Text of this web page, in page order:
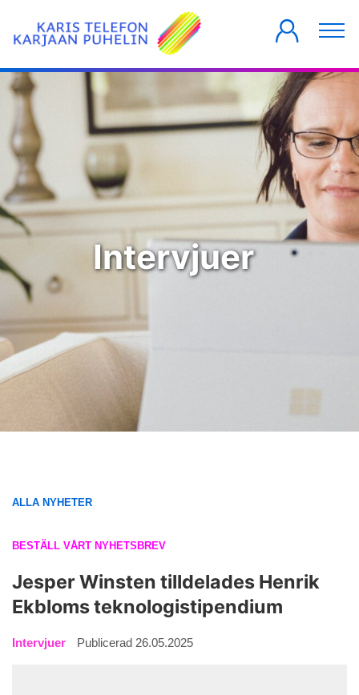
FÖRETAG
ALLA NYHETER
BESTÄLL VÅRT NYHETSBREV
Intervjuer
Jesper Winsten tilldelades Henrik
Ekbloms teknologistipendium
Intervjuer Publicerad 26.05.2025